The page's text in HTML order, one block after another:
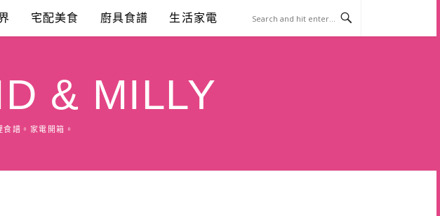
宅配美食 廚具食譜 生活家電
& MILLY
譜。家電開箱。